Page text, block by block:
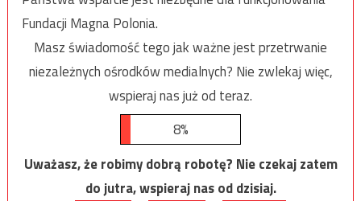
Fundacji Magna Polonia.
Masz świadomość tego jak ważne jest przetrwanie
niezależnych ośrodków medialnych? Nie zwlekaj więc,
wspieraj nas już od teraz.
8%
Uważasz, że robimy dobrą robotę? Nie czekaj zatem
do jutra, wspieraj nas od dzisiaj.